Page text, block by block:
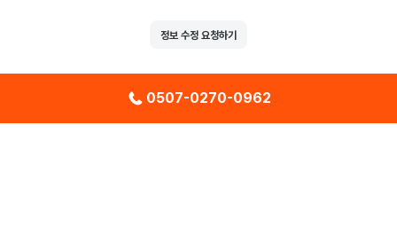
정보 수정 요청하기
0507-0270-0962